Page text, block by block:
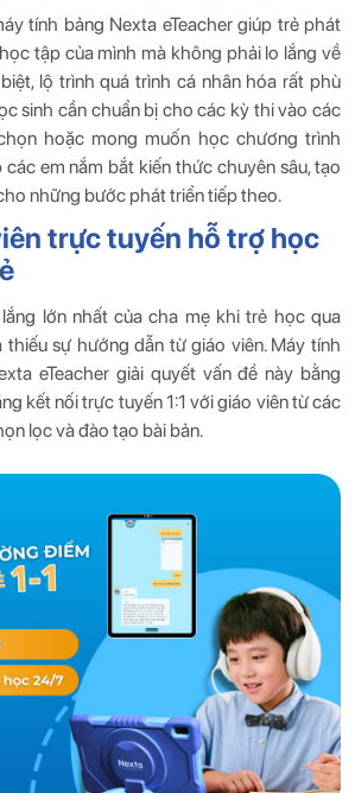
tính bảng Nexta eTeacher giúp trẻ phát
tập của mình mà không phải lo lắng về
lộ trình quá trình cá nhân hóa rất phù
sinh cần chuẩn bị cho các kỳ thi vào các
hoặc mong muốn học chương trình
em nắm bắt kiến ​​thức chuyên sâu, tạo
những bước phát triển tiếp theo.
trực tuyến hỗ trợ học
lớn nhất của cha mẹ khi trẻ học qua
sự hướng dẫn từ giáo viên. Máy tính
eTeacher giải quyết vấn đề này bằng
kết nối trực tuyến 1:1 với giáo viên từ các
lọc và đào tạo bài bản.